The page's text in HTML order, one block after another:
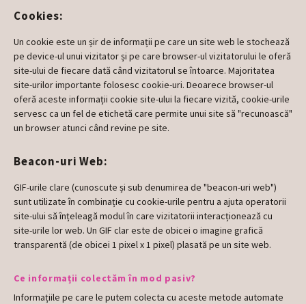
Cookies:
Un cookie este un șir de informații pe care un site web le stochează
pe device-ul unui vizitator și pe care browser-ul vizitatorului le oferă
site-ului de fiecare dată când vizitatorul se întoarce. Majoritatea
site-urilor importante folosesc cookie-uri. Deoarece browser-ul
oferă aceste informații cookie site-ului la fiecare vizită, cookie-urile
servesc ca un fel de etichetă care permite unui site să "recunoască"
un browser atunci când revine pe site.
Beacon-uri Web:
GIF-urile clare (cunoscute și sub denumirea de "beacon-uri web")
sunt utilizate în combinație cu cookie-urile pentru a ajuta operatorii
site-ului să înțeleagă modul în care vizitatorii interacționează cu
site-urile lor web. Un GIF clar este de obicei o imagine grafică
transparentă (de obicei 1 pixel x 1 pixel) plasată pe un site web.
Ce informații colectăm în mod pasiv?
Informațiile pe care le putem colecta cu aceste metode automate